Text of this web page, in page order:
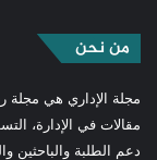
من نحن
مقالات في الإدارة،
دعم الطلبة والباحثين